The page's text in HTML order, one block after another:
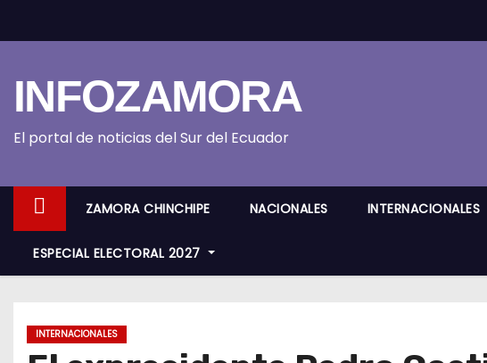
k
o
INFOZAMORA
El portal de noticias del Sur del Ecuador
ZAMORA CHINCHIPE NACIONALES INTERNACIONALES
ESPECIAL ELECTORAL 2027
INTERNACIONALES